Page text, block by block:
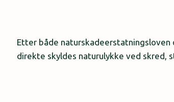
Etter både naturskadeerstatningsloven
direkte skyldes naturulykke ved skred,